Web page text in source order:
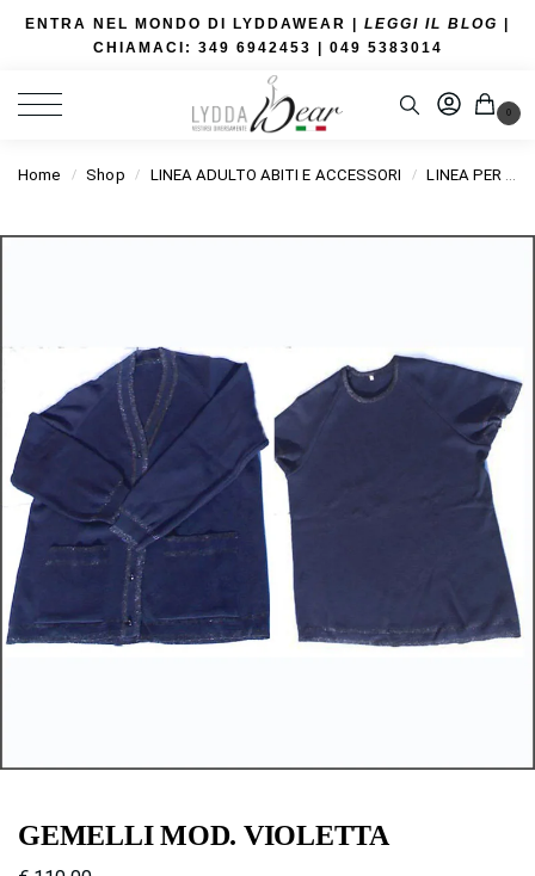
ENTRA NEL MONDO DI LYDDAWEAR | LEGGI IL BLOG |
CHIAMACI: 349 6942453 | 049 5383014
0
Home / Shop / LINEA ADULTO ABITI E ACCESSORI / LINEA PER SEDIA A ROTELLE
GEMELLI MOD. VIOLETTA